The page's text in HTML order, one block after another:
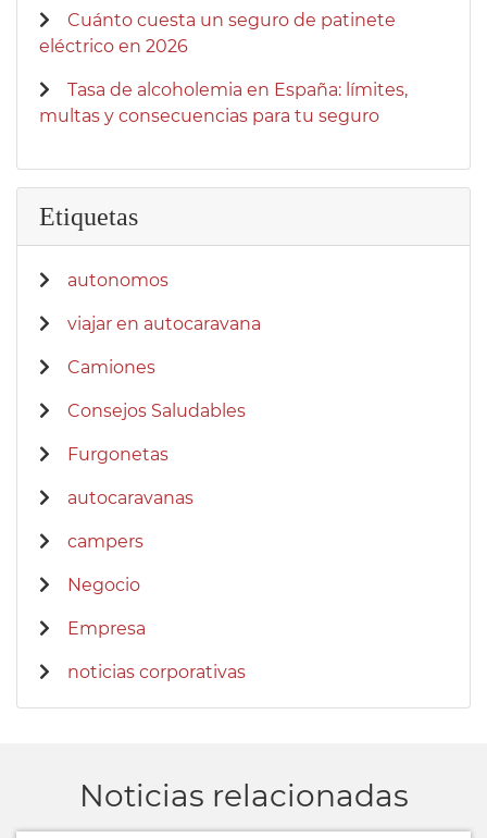
Cuánto cuesta un seguro de patinete
eléctrico en 2026
Tasa de alcoholemia en España: límites,
multas y consecuencias para tu seguro
Etiquetas
autonomos
viajar en autocaravana
Camiones
Consejos Saludables
Furgonetas
autocaravanas
campers
Negocio
Empresa
noticias corporativas
Noticias relacionadas